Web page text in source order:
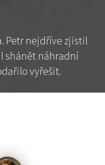
Petr nejdříve zjistil
shánět náhradní
vyřešit.